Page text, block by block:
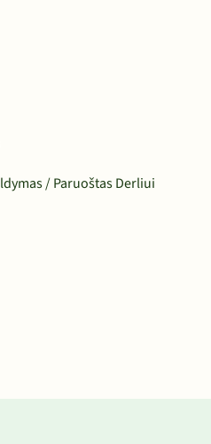
/ Paruoštas Derliui